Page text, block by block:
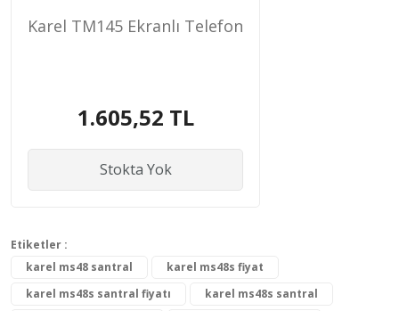
Karel TM145 Ekranlı Telefon
1.605,52 TL
Stokta Yok
Etiketler :
karel ms48 santral
karel ms48s fiyat
karel ms48s santral fiyatı
karel ms48s santral